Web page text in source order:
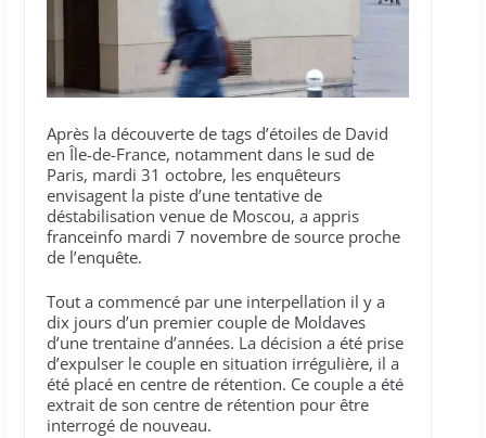
Après la découverte de tags d’étoiles de David
en Île-de-France, notamment dans le sud de
Paris, mardi 31 octobre, les enquêteurs
envisagent la piste d’une tentative de
déstabilisation venue de Moscou, a appris
franceinfo mardi 7 novembre de source proche
de l’enquête.
Tout a commencé par une interpellation il y a
dix jours d’un premier couple de Moldaves
d’une trentaine d’années. La décision a été prise
d’expulser le couple en situation irrégulière, il a
été placé en centre de rétention. Ce couple a été
extrait de son centre de rétention pour être
interrogé de nouveau.